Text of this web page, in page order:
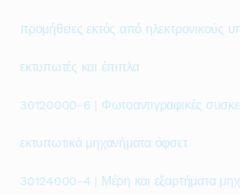
προμήθειες εκτός από ηλεκτρονικούς
εκτυπωτές και έπιπλα
30120000-6 | Φωτοαντιγραφικές
εκτυπωτικά μηχανήματα όφσετ
30124000-4 | Μέρη και εξαρτήματα